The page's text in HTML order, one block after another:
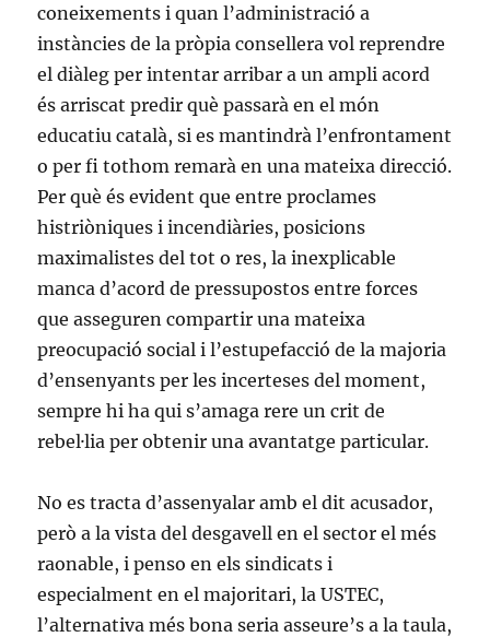
coneixements i quan l’administració a
instàncies de la pròpia consellera vol reprendre
el diàleg per intentar arribar a un ampli acord
és arriscat predir què passarà en el món
educatiu català, si es mantindrà l’enfrontament
o per fi tothom remarà en una mateixa direcció.
Per què és evident que entre proclames
histriòniques i incendiàries, posicions
maximalistes del tot o res, la inexplicable
manca d’acord de pressupostos entre forces
que asseguren compartir una mateixa
preocupació social i l’estupefacció de la majoria
d’ensenyants per les incerteses del moment,
sempre hi ha qui s’amaga rere un crit de
rebel·lia per obtenir una avantatge particular.
No es tracta d’assenyalar amb el dit acusador,
però a la vista del desgavell en el sector el més
raonable, i penso en els sindicats i
especialment en el majoritari, la USTEC,
l’alternativa més bona seria asseure’s a la taula,